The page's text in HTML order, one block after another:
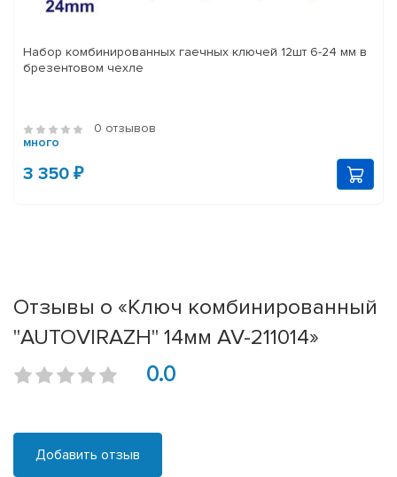
Набор комбинированных гаечных ключей 12шт 6-24 мм в
брезентовом чехле
0 отзывов
много
3 350 ₽
Отзывы о «Ключ комбинированный
"AUTOVIRAZH" 14мм AV-211014»
0.0
Добавить отзыв